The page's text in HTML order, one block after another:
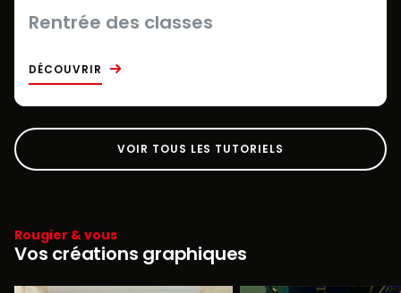
Rentrée des classes
DÉCOUVRIR
VOIR TOUS LES TUTORIELS
Rougier & vous
Vos créations graphiques